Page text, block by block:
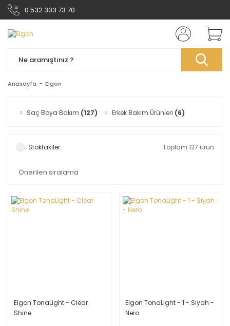
0 532 303 73 70
Anasayfa Elgon
Saç Boya Bakım (127) Erkek Bakım Ürünleri (6)
Stoktakiler Toplam 127 ürün
Elgon TonaLight - Clear
Shine
Elgon TonaLight - 1 - Siyah -
Nero